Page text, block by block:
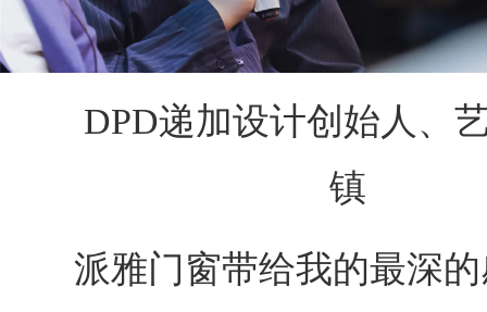
DPD递加设计创始人、艺
镇
派雅门窗带给我的最深的